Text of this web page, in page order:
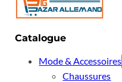
Catalogue
Mode & Accessoires
Chaussures